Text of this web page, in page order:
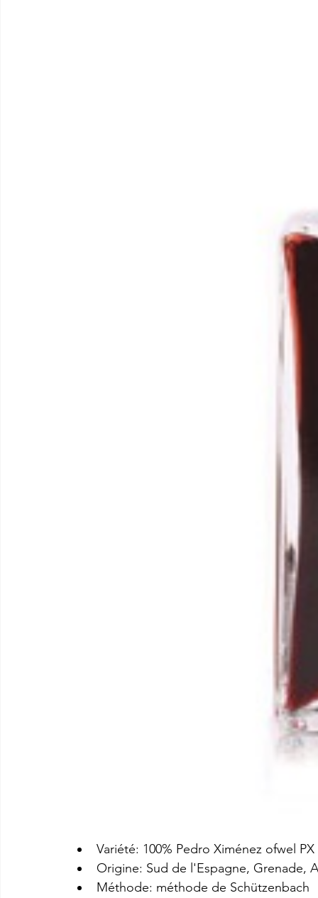
Variété: 100% Pedro Ximénez ofwel PX
Origine: Sud de l'Espagne, Grenade,
Méthode: méthode de Schützenbach